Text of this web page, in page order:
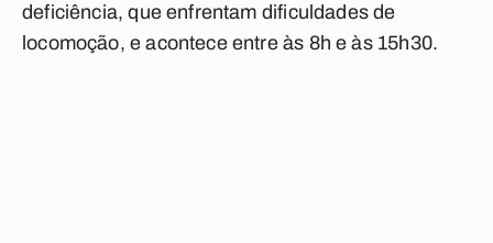
deficiência, que enfrentam dificuldades de
locomoção, e acontece entre às 8h e às 15h30.